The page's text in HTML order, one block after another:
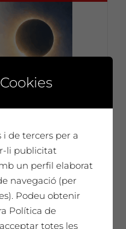
de tercers per a
li publicitat
un perfil elaborat
navegació (per
Podeu obtenir
Política de
totes les